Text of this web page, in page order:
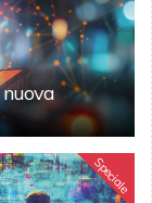
nuova
Speciale